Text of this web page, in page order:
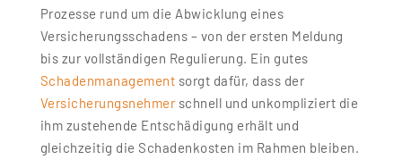
Prozesse rund um die Abwicklung eines
Versicherungsschadens – von der ersten Meldung
bis zur vollständigen Regulierung. Ein gutes
Schadenmanagement sorgt dafür, dass der
Versicherungsnehmerschnell und unkompliziert die
ihm zustehende Entschädigung erhält und
gleichzeitig die Schadenkosten im Rahmen bleiben.